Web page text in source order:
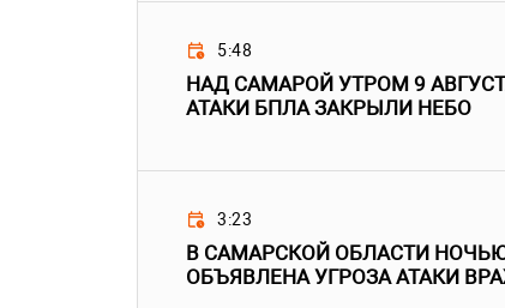
5:48
НАД САМАРОЙ УТРОМ 9
АТАКИ БПЛА ЗАКРЫЛИ НЕБО
3:23
В САМАРСКОЙ ОБЛАСТИ
ОБЪЯВЛЕНА УГРОЗА АТАКИ